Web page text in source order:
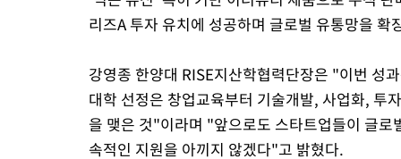
리즈A 투자 유치에 성공하며 글로벌 유통망을 확
강영종 한양대 RISE지산학협력단장은 "이번 성
대학 선정은 창업교육부터 기술개발, 사업화, 투
을 맺은 것"이라며 "앞으로도 스타트업들이 글
속적인 지원을 아끼지 않겠다"고 밝혔다.